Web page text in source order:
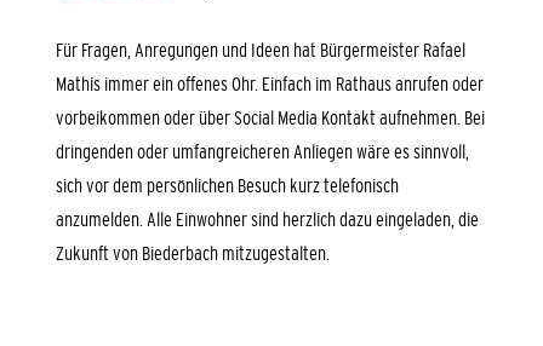
Für Fragen, Anregungen und Ideen hat Bürgermeister Rafael
Mathis immer ein offenes Ohr. Einfach im Rathaus anrufen oder
vorbeikommen oder über Social Media Kontakt aufnehmen. Bei
dringenden oder umfangreicheren Anliegen wäre es sinnvoll,
sich vor dem persönlichen Besuch kurz telefonisch
anzumelden. Alle Einwohner sind herzlich dazu eingeladen, die
Zukunft von Biederbach mitzugestalten.